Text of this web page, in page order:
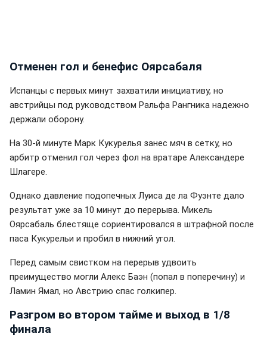
Отменен гол и бенефис Оярсабаля
Испанцы с первых минут захватили инициативу, но
австрийцы под руководством Ральфа Рангника надежно
держали оборону.
На 30-й минуте Марк Кукурелья занес мяч в сетку, но
арбитр отменил гол через фол на вратаре Александере
Шлагере.
Однако давление подопечных Луиса де ла Фуэнте дало
результат уже за 10 минут до перерыва. Микель
Оярсабаль блестяще сориентировался в штрафной после
паса Кукурельи и пробил в нижний угол.
Перед самым свистком на перерыв удвоить
преимущество могли Алекс Баэн (попал в поперечину) и
Ламин Ямал, но Австрию спас голкипер.
Разгром во втором тайме и выход в 1/8
финала